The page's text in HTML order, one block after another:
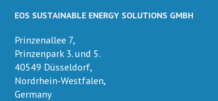
EOS SUSTAINABLE ENERGY SOLUTIONS GMBH
Prinzenallee 7,
Prinzenpark 3. und 5.
40549 Düsseldorf,
Nordrhein-Westfalen,
Germany